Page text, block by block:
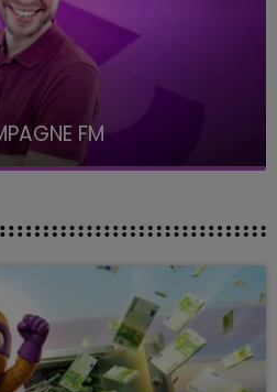
FM